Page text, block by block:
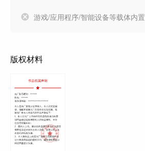
游戏/应用程序/智能设备等载体内置
版权材料